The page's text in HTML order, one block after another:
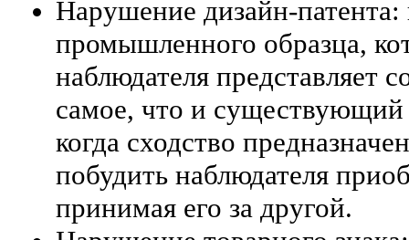
Нарушение дизайн-патента:
промышленного образца,
наблюдателя представляет
самое, что и
когда сходство
побудить наблюдателя
принимая его за другой.